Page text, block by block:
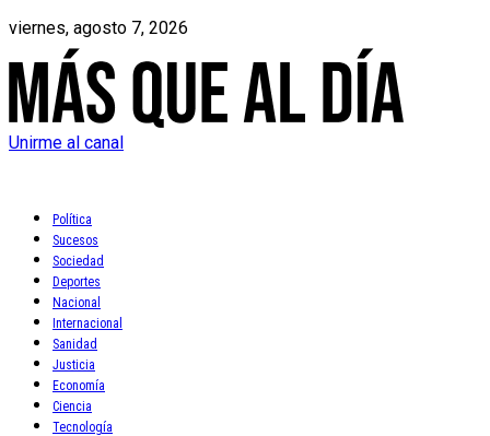
viernes, agosto 7, 2026
Unirme al canal
Política
Sucesos
Sociedad
Deportes
Nacional
Internacional
Sanidad
Justicia
Economía
Ciencia
Tecnología